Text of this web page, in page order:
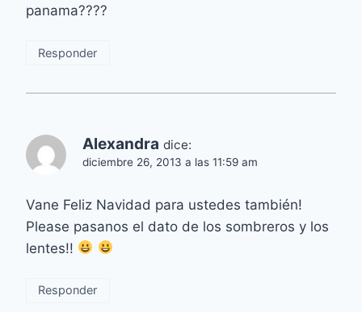
panama????
Responder
Alexandra dice:
diciembre 26, 2013 a las 11:59 am
Vane Feliz Navidad para ustedes también!
Please pasanos el dato de los sombreros y los
lentes!!
Responder